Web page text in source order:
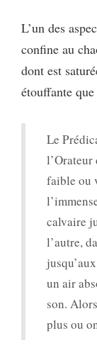
L’un des
confine au
dont est
étouffante
Le
l’Orateur
faible ou
calvaire
l’autre,
un air
son.
plus ou